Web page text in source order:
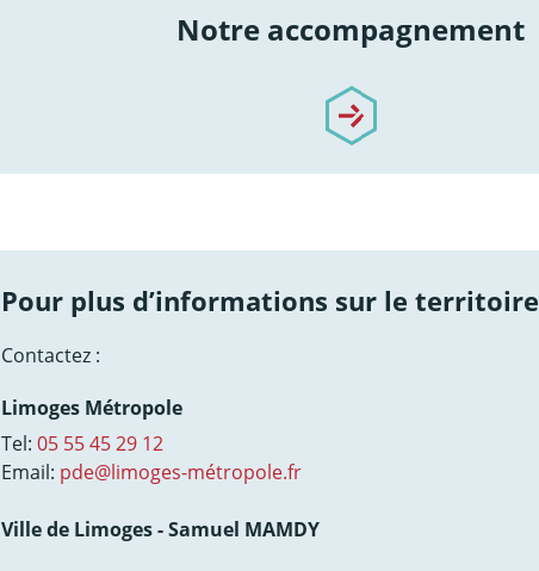
Notre accompagnement
/notre-accompagnement
Pour plus d’informations sur le territoire
Contactez :
Limoges Métropole
Tel: 05 55 45 29 12
Email: pde@limoges-métropole.fr
Ville de Limoges - Samuel MAMDY